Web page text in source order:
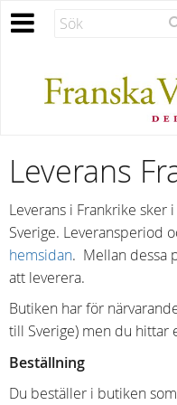
Leverans
Leverans i Frankrike sker
Sverige. Leveransperiod
hemsidan. Mellan dessa
att leverera.
Butiken har för
till Sverige) men du hittar
Beställning
Du beställer i butiken